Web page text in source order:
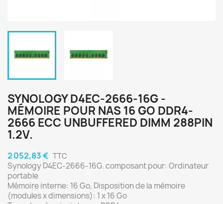
SYNOLOGY D4EC-2666-16G -
MÉMOIRE POUR NAS 16 GO DDR4-
2666 ECC UNBUFFERED DIMM 288PIN
1.2V.
2 052,83 € TTC
Synology D4EC-2666-16G. composant pour: Ordinateur
portable
Mémoire interne: 16 Go, Disposition de la mémoire
(modules x dimensions): 1 x 16 Go